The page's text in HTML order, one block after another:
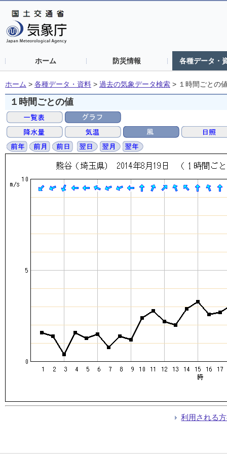
ホーム 防災情報 各種データ・
ホーム > 各種データ・資料 > 過去の気象データ検索 > １時間ごとの
１時間ごとの値
利用される